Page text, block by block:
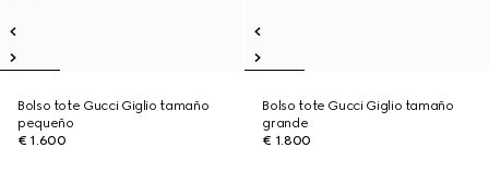
Bolso tote Gucci Giglio tamaño
pequeño
€ 1.600
Bolso tote Gucci Giglio tamaño
grande
€ 1.800